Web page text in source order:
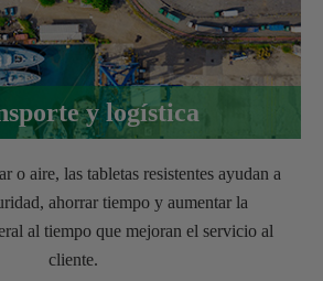
y logística
o aire, las tabletas resistentes ayudan a
ahorrar tiempo y aumentar la
al tiempo que mejoran el servicio al
cliente.